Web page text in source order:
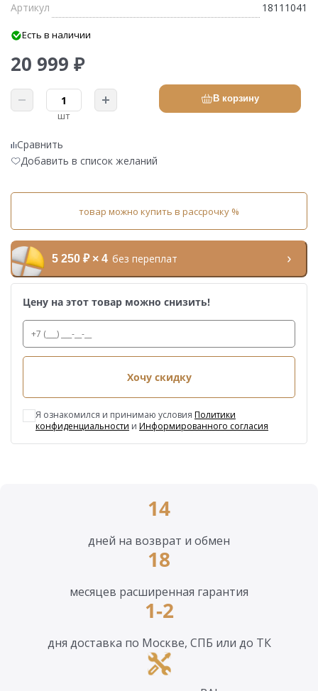
Артикул 18111041
Есть в наличии
20 999 ₽
шт
В корзину
Сравнить
Добавить в список желаний
товар можно купить в рассрочку %
5 250 ₽ × 4 без переплат
Цену на этот товар можно снизить!
Хочу скидку
Я ознакомился и принимаю условия Политики
конфиденциальности и Информированного согласия
14
дней на возврат и обмен
18
месяцев расширенная гарантия
1-2
дня доставка по Москве, СПБ или до ТК